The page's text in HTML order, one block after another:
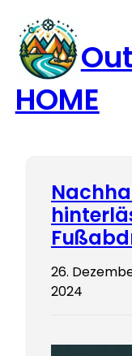
Inhalt
springen
HOME
26.
2024